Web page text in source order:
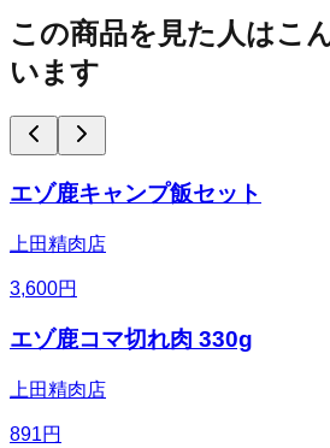
この商品を見た人はこ
います
エゾ鹿キャンプ飯セット
上田精肉店
3,600円
エゾ鹿コマ切れ肉 330g
上田精肉店
891円